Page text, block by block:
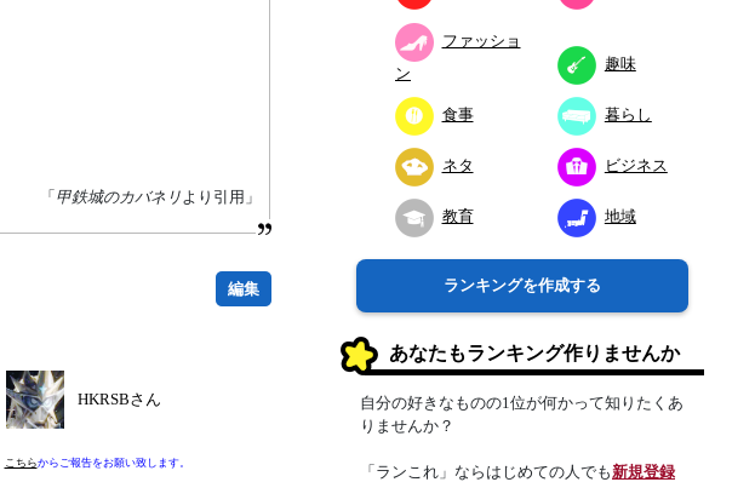
「 甲鉄城のカバネリより引用」
編集
HKRSBさん
こちらからご報告をお願い致します。
ファッショ
ン
趣味
食事 暮らし
ネタ ビジネス
教育 地域
ランキングを作成する
あなたもランキング作りませんか
自分の好きなものの1位が何かって知りたくあ
りませんか？
「ランこれ」ならはじめての人でも新規登録